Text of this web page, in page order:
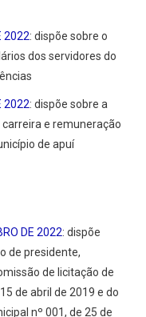
2022: dispõe sobre o
dos servidores do
2022: dispõe sobre a
e remuneração
de apuí
DE 2022: dispõe
de presidente,
de licitação de
de abril de 2019 e do
nº 001, de 25 de